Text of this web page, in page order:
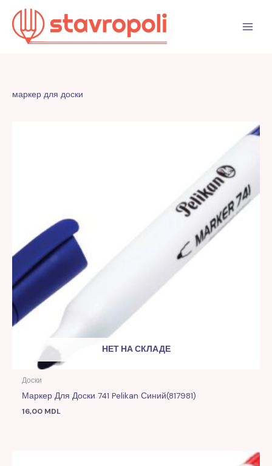
Перейти
содержимому
маркер для доски
НЕТ НА СКЛАДЕ
Доски
Маркер Для Доски 741 Pelikan Синий(817981)
16,00 MDL